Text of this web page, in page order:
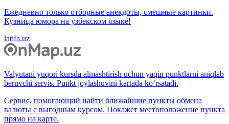
Ежедневно только отборные анекдоты, смешные картинки.
Кузница юмора на узбекском языке!
latifa.uz
Valyutani yuqori kursda almashtirish uchun yaqin punktlarni aniqlab
beruvchi servis. Punkt joylashuvini kartada ko‘rsatadi.
Сервис, помогающий найти ближайшие пункты обмена
валюты с выгодным курсом. Покажет местоположение пункта
прямо на карте.